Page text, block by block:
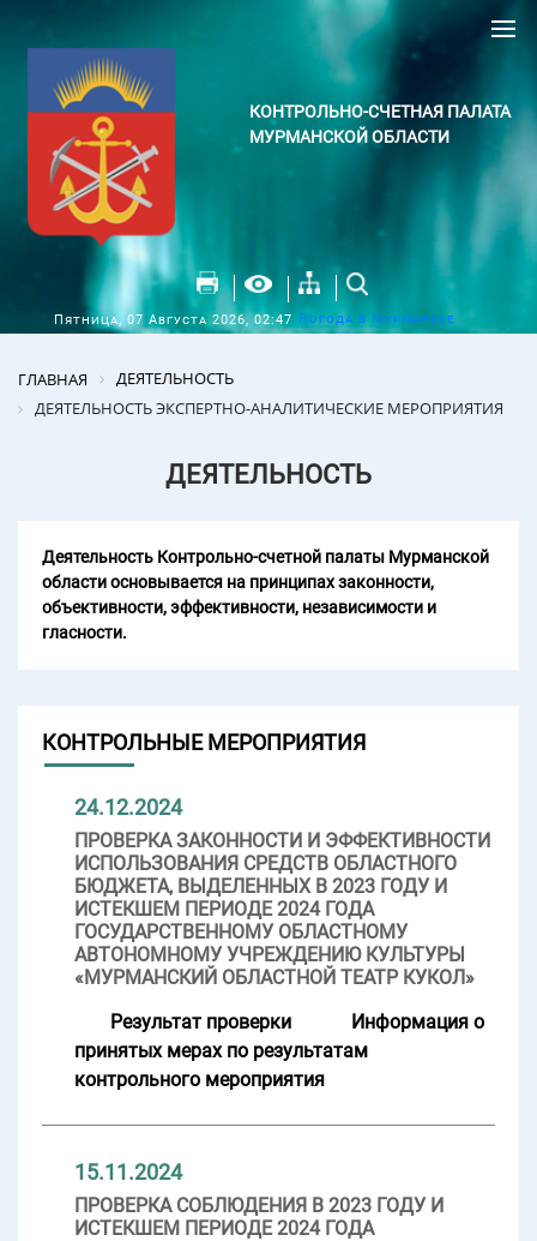
КОНТРОЛЬНО-СЧЕТНАЯ ПАЛАТА
МУРМАНСКОЙ ОБЛАСТИ
Пятница, 07 Августа 2026, 02:47 Погода в Мурманске
ГЛАВНАЯ
ДЕЯТЕЛЬНОСТЬ
ДЕЯТЕЛЬНОСТЬ ЭКСПЕРТНО-АНАЛИТИЧЕСКИЕ МЕРОПРИЯТИЯ
ДЕЯТЕЛЬНОСТЬ
Деятельность Контрольно-счетной палаты Мурманской
области основывается на принципах законности,
объективности, эффективности, независимости и
гласности.
КОНТРОЛЬНЫЕ МЕРОПРИЯТИЯ
24.12.2024
ПРОВЕРКА ЗАКОННОСТИ И ЭФФЕКТИВНОСТИ
ИСПОЛЬЗОВАНИЯ СРЕДСТВ ОБЛАСТНОГО
БЮДЖЕТА, ВЫДЕЛЕННЫХ В 2023 ГОДУ И
ИСТЕКШЕМ ПЕРИОДЕ 2024 ГОДА
ГОСУДАРСТВЕННОМУ ОБЛАСТНОМУ
АВТОНОМНОМУ УЧРЕЖДЕНИЮ КУЛЬТУРЫ
«МУРМАНСКИЙ ОБЛАСТНОЙ ТЕАТР КУКОЛ»
Результат проверки
Информация о
принятых мерах по результатам
контрольного мероприятия
15.11.2024
ПРОВЕРКА СОБЛЮДЕНИЯ В 2023 ГОДУ И
ИСТЕКШЕМ ПЕРИОДЕ 2024 ГОДА